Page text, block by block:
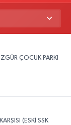
ÇOCUK PARKI
(ESKİ SSK